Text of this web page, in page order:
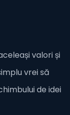
valori și
vrei să
de idei